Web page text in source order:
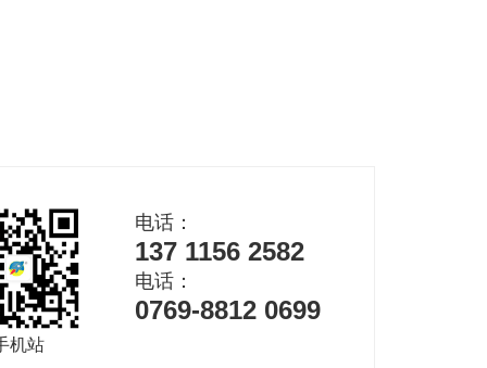
机站
电话：
137 1156 2582
电话：
0769-8812 0699